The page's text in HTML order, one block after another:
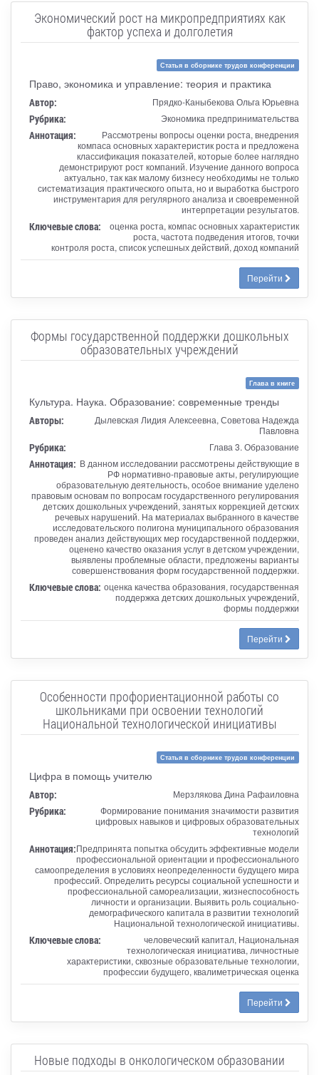
Экономический рост на микропредприятиях как
фактор успеха и долголетия
Статья в сборнике трудов конференции
Право, экономика и управление: теория и практика
Автор: Прядко-Каныбекова Ольга Юрьевна
Рубрика: Экономика предпринимательства
Аннотация:
Рассмотрены вопросы оценки роста, внедрения
компаса основных характеристик роста и предложена
классификация показателей, которые более наглядно
демонстрируют рост компаний. Изучение данного вопроса
актуально, так как малому бизнесу необходимы не только
систематизация практического опыта, но и выработка быстрого
инструментария для регулярного анализа и своевременной
интерпретации результатов.
Ключевые слова:
оценка роста, компас основных характеристик
роста, частота подведения итогов, точки
контроля роста, список успешных действий, доход компаний
Перейти
Формы государственной поддержки дошкольных
образовательных учреждений
Глава в книге
Культура. Наука. Образование: современные тренды
Авторы:
Дылевская Лидия Алексеевна, Советова Надежда
Павловна
Рубрика: Глава 3. Образование
Аннотация: В данном исследовании рассмотрены действующие в
РФ нормативно-правовые акты, регулирующие
образовательную деятельность, особое внимание уделено
правовым основам по вопросам государственного регулирования
детских дошкольных учреждений, занятых коррекцией детских
речевых нарушений. На материалах выбранного в качестве
исследовательского полигона муниципального образования
проведен анализ действующих мер государственной поддержки,
оценено качество оказания услуг в детском учреждении,
выявлены проблемные области, предложены варианты
совершенствования форм государственной поддержки.
Ключевые слова: оценка качества образования, государственная
поддержка детских дошкольных учреждений,
формы поддержки
Перейти
Особенности профориентационной работы со
школьниками при освоении технологий
Национальной технологической инициативы
Статья в сборнике трудов конференции
Цифра в помощь учителю
Автор: Мерзлякова Дина Рафаиловна
Рубрика:
Формирование понимания значимости развития
цифровых навыков и цифровых образовательных
технологий
Аннотация:Предпринята попытка обсудить эффективные модели
профессиональной ориентации и профессионального
самоопределения в условиях неопределенности будущего мира
профессий. Определить ресурсы социальной успешности и
профессиональной самореализации, жизнеспособность
личности и организации. Выявить роль социально-
демографического капитала в развитии технологий
Национальной технологической инициативы.
Ключевые слова:
человеческий капитал, Национальная
технологическая инициатива, личностные
характеристики, сквозные образовательные технологии,
профессии будущего, квалиметрическая оценка
Перейти
Новые подходы в онкологическом образовании